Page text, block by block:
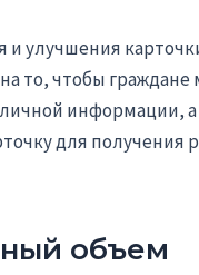
и улучшения
то, чтобы граждане
личной информации,
для получения
объем